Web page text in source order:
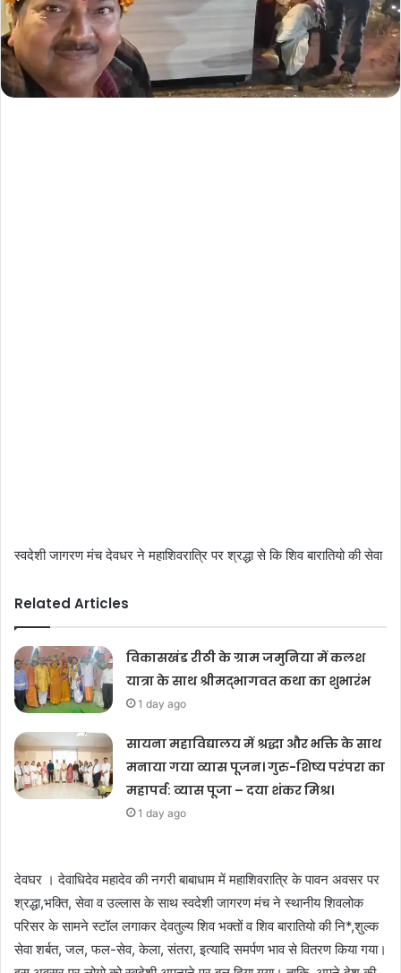
स्वदेशी जागरण मंच देवधर ने महाशिवरात्रि पर श्रद्धा से कि शिव बारातियो की सेवा
Related Articles
विकासखंड रीठी के ग्राम जमुनिया में कलश
यात्रा के साथ श्रीमद्भागवत कथा का शुभारंभ
1 day ago
सायना महाविद्यालय में श्रद्धा और भक्ति के साथ
मनाया गया व्यास पूजन। गुरु-शिष्य परंपरा का
महापर्व: व्यास पूजा – दया शंकर मिश्र।
1 day ago
देवघर । देवाधिदेव महादेव की नगरी बाबाधाम में महाशिवरात्रि के पावन अवसर पर
श्रद्धा,भक्ति, सेवा व उल्लास के साथ स्वदेशी जागरण मंच ने स्थानीय शिवलोक
परिसर के सामने स्टॉल लगाकर देवतुल्य शिव भक्तों व शिव बारातियो की नि‌*,शुल्क
सेवा शर्बत, जल, फल-सेव, केला, संतरा, इत्यादि समर्पण भाव से वितरण किया गया।